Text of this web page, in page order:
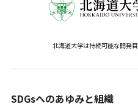
北海道大学は持続可能な開発
SDGsへのあゆみと組織 ​